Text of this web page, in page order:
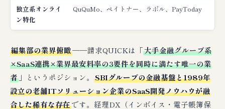
独立系オンライ
ン特化
QuQuMo、ペイトナー、ラボル、PayToday
編集部の業界俯瞰──請求QUICKは「大手金融グループ系
×SaaS連携×業界最安料率の3要件を同時に満たす唯一の業
者 」というポジション。SBIグループの金融基盤と1989年
設立の老舗ITソリューション企業のSaaS開発ノウハウが融
合した稀有な存在です。経理DX（インボイス・電子帳簿保